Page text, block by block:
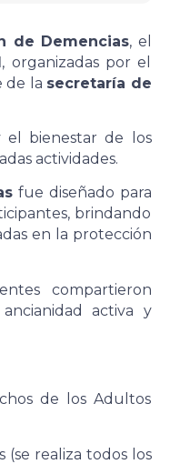
de Demencias, el
, organizadas por el
de la secretaría de
el bienestar de los
actividades.
fue diseñado para
brindando
en la protección
compartieron
activa y
de los Adultos
(se realiza todos los